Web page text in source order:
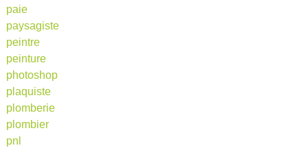
paie
paysagiste
peintre
peinture
photoshop
plaquiste
plomberie
plombier
pnl